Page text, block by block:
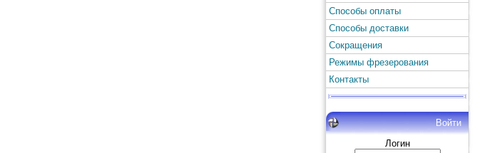
Способы оплаты
Способы доставки
Сокращения
Режимы фрезерования
Контакты
Войти
Логин